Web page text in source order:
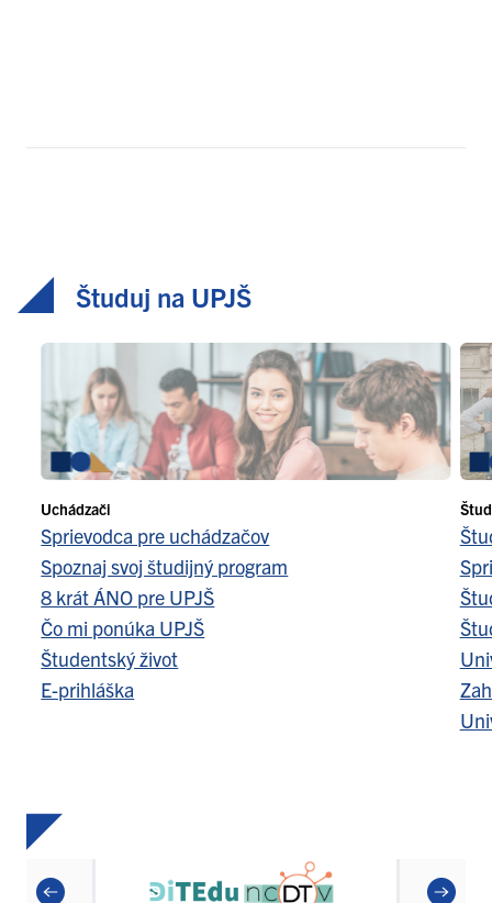
Študuj na UPJŠ
Uchádzači
Sprievodca pre uchádzačov
Spoznaj svoj študijný program
8 krát ÁNO pre UPJŠ
Čo mi ponúka UPJŠ
Študentský život
E-prihláška